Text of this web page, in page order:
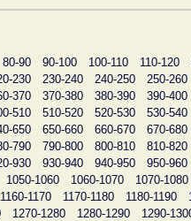
80-90 90-100 100-110 110-120
230 230-240 240-250 250-260
370 370-380 380-390 390-400
510 510-520 520-530 530-540
650 650-660 660-670 670-680
790 790-800 800-810 810-820
930 930-940 940-950 950-960
1050-1060 1060-1070 1070-1080
1160-1170 1170-1180 1180-1190
1270-1280 1280-1290 1290-